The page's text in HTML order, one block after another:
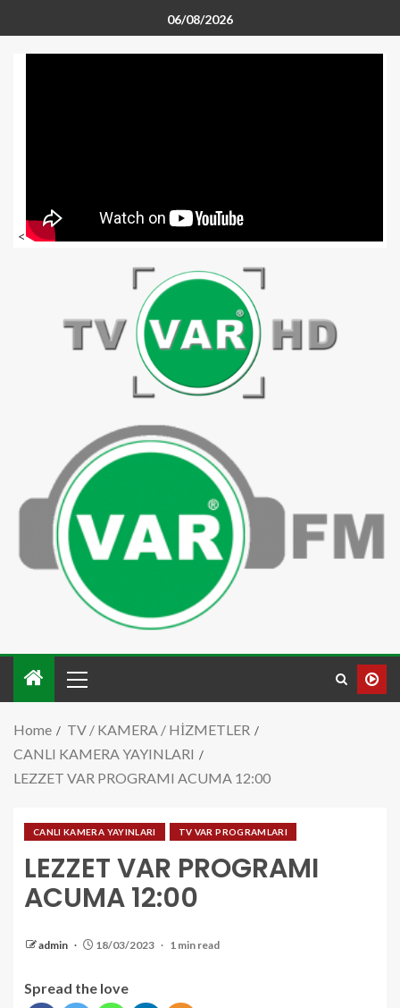
06/08/2026
<
Home
TV / KAMERA / HİZMETLER
CANLI KAMERA YAYINLARI
LEZZET VAR PROGRAMI ACUMA 12:00
CANLI KAMERA YAYINLARI TV VAR PROGRAMLARI
LEZZET VAR PROGRAMI
ACUMA 12:00
admin 18/03/2023 1 min read
Spread the love